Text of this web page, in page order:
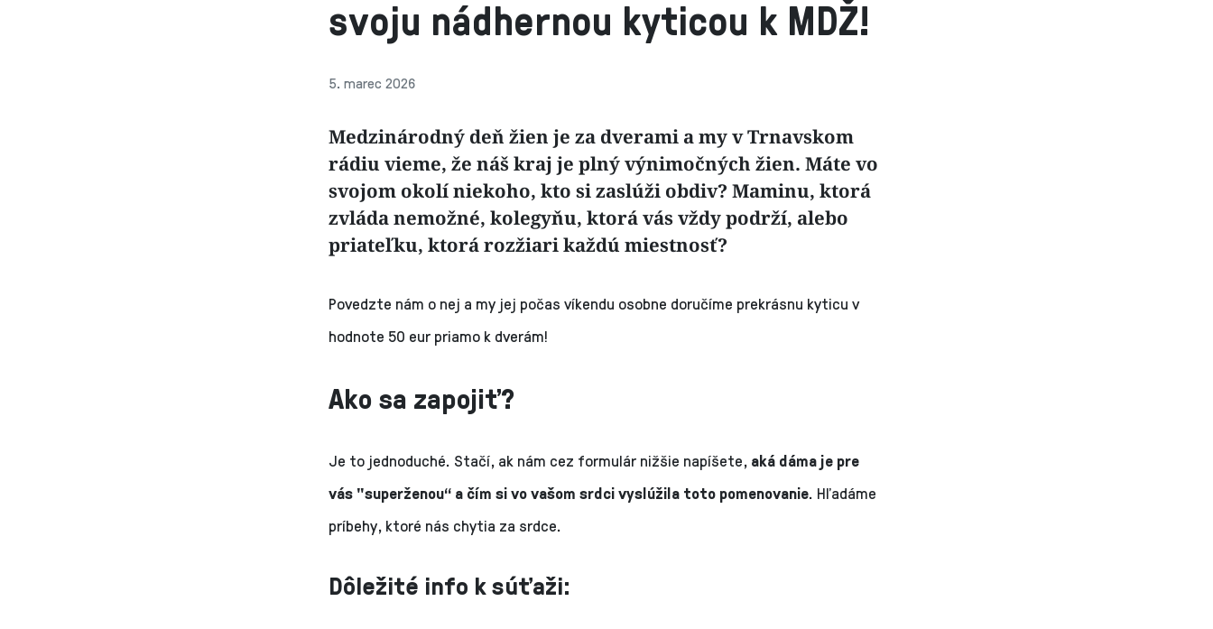
svoju nádhernou kyticou k MDŽ!
5. marec 2026
Medzinárodný deň žien je za dverami a my v Trnavskom
rádiu vieme, že náš kraj je plný výnimočných žien. Máte vo
svojom okolí niekoho, kto si zaslúži obdiv? Maminu, ktorá
zvláda nemožné, kolegyňu, ktorá vás vždy podrží, alebo
priateľku, ktorá rozžiari každú miestnosť?
Povedzte nám o nej a my jej počas víkendu osobne doručíme prekrásnu kyticu v
hodnote 50 eur priamo k dverám!
Ako sa zapojiť?
Je to jednoduché. Stačí, ak nám cez formulár nižšie napíšete, aká dáma je pre
vás "superženou“ a čím si vo vašom srdci vyslúžila toto pomenovanie. Hľadáme
príbehy, ktoré nás chytia za srdce.
Dôležité info k súťaži: